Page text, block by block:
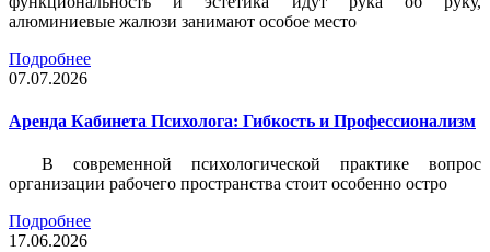
алюминиевые жалюзи занимают особое место
Подробнее
07.07.2026
Аренда Кабинета Психолога: Гибкость и Профессионализм
В современной психологической практике вопрос
организации рабочего пространства стоит особенно остро
Подробнее
17.06.2026